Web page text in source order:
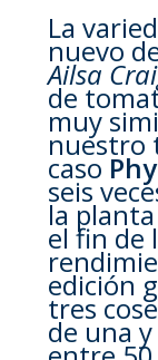
La
nuevo
Ailsa
de
muy
nuestro
caso
seis
la
el fin de
edición
tres
de una